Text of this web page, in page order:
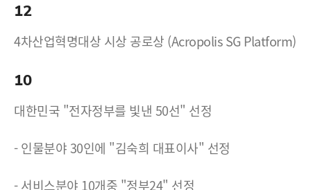
12
4차산업혁명대상 시상 공로상 (Acropolis SG Platform)
10
대한민국 "전자정부를 빛낸 50선" 선정
- 인물분야 30인에 "김숙희 대표이사" 선정
- 서비스분야 10개중 "정부24" 선정